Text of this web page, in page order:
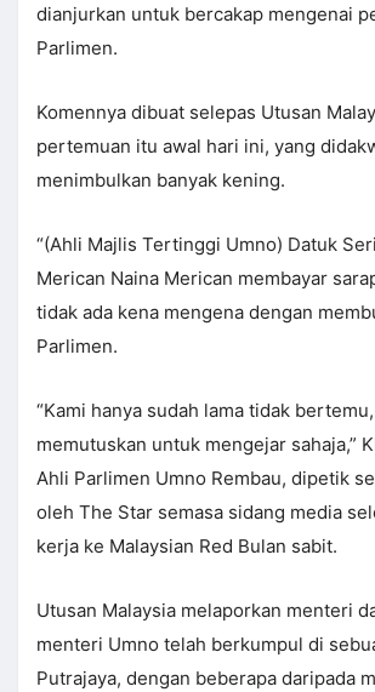
dianjurkan untuk bercakap mengenai
Parlimen.
Komennya dibuat selepas Utusan
pertemuan itu awal hari ini, yang
menimbulkan banyak kening.
“(Ahli Majlis Tertinggi Umno) Datuk
Merican Naina Merican membayar
tidak ada kena mengena dengan
Parlimen.
“Kami hanya sudah lama tidak
memutuskan untuk mengejar sahaja,”
Ahli Parlimen Umno Rembau, dipetik
oleh The Star semasa sidang media
kerja ke Malaysian Red Bulan sabit.
Utusan Malaysia melaporkan menteri
menteri Umno telah berkumpul di
Putrajaya, dengan beberapa daripada